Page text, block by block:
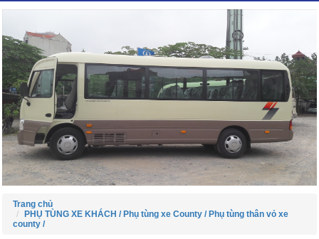
Trang chủ
PHỤ TÙNG XE KHÁCH / Phụ tùng xe County / Phụ tùng thân vỏ xe
county /